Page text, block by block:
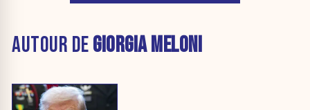
AUTOUR DEGIORGIA MELONI